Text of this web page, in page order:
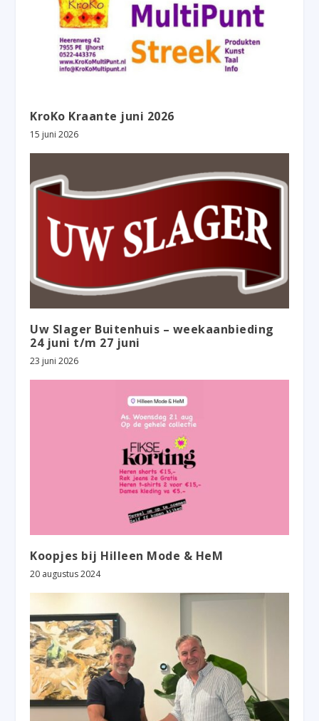
KroKo Kraante juni 2026
15 juni 2026
Uw Slager Buitenhuis – weekaanbieding
24 juni t/m 27 juni
23 juni 2026
Koopjes bij Hilleen Mode & HeM
20 augustus 2024